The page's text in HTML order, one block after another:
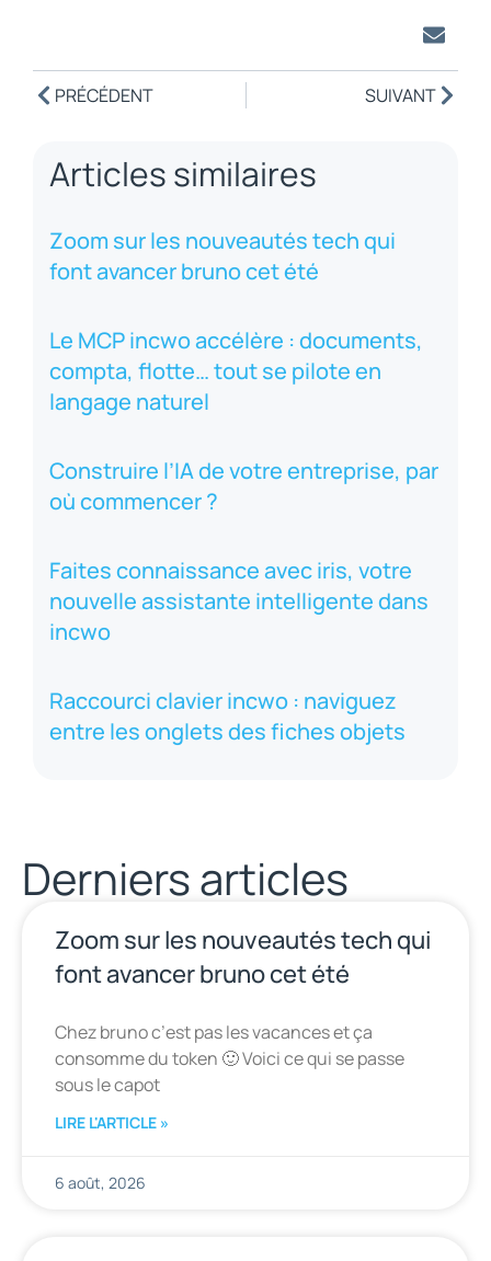
Articles similaires
Zoom sur les nouveautés tech qui
font avancer bruno cet été
Le MCP incwo accélère : documents,
compta, flotte… tout se pilote en
langage naturel
Construire l’IA de votre entreprise, par
où commencer ?
Faites connaissance avec iris, votre
nouvelle assistante intelligente dans
incwo
Raccourci clavier incwo : naviguez
entre les onglets des fiches objets
PRÉCÉDENT SUIVANT
Derniers articles
Zoom sur les nouveautés tech qui
font avancer bruno cet été
Chez bruno c’est pas les vacances et ça
consomme du token 🙂 Voici ce qui se passe
sous le capot
LIRE L'ARTICLE »
6 août, 2026